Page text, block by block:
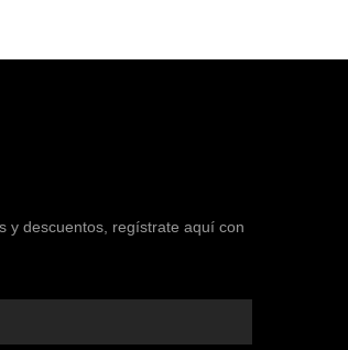
y descuentos, regístrate aquí con